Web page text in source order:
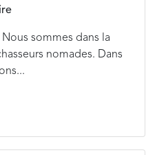
Nous sommes dans la
nomades. Dans